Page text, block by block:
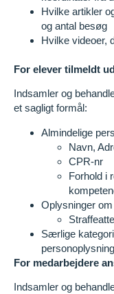
Hvilke artikler
og antal besøg
Hvilke videoer,
For elever tilmeldt
Indsamler og
et sagligt formål:
Almindelige
Navn,
CPR-nr
Forhold i
Oplysninger
Særlige
For medarbejdere
Indsamler og